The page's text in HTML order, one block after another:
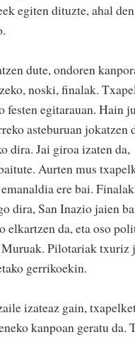
egiten dituzte, ahal den
dute, ondoren
noski, finalak.
festen egitarauan. Hain
asteburuan jokatzen
dira. Jai giroa izaten da,
Aurten mus
ere bai. Finalak
dira, San Inazio jaien
elkartzen da, eta oso
Pilotariak txuriz
gerrikoekin.
izateaz gain,
kanpoan geratu